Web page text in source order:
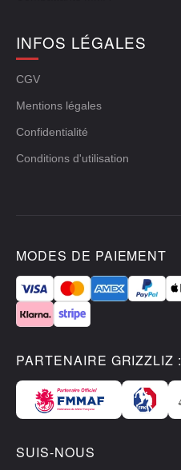
INFOS LÉGALES
CGV
Mentions légales
Confidentialité
Conditions d'utilisation
MODES DE PAIEMENT
PARTENAIRE GRIZZLIZ :
SUIS-NOUS